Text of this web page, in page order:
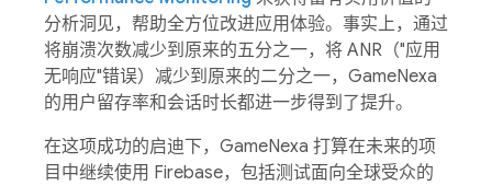
分析洞见，帮助全方位改进应用体验。事实上，通过
将崩溃次数减少到原来的五分之一，将 ANR（"应用
无响应"错误）减少到原来的二分之一，GameNexa
的用户留存率和会话时长都进一步得到了提升。
在这项成功的启迪下，GameNexa 打算在未来的项
目中继续使用 Firebase，包括测试面向全球受众的